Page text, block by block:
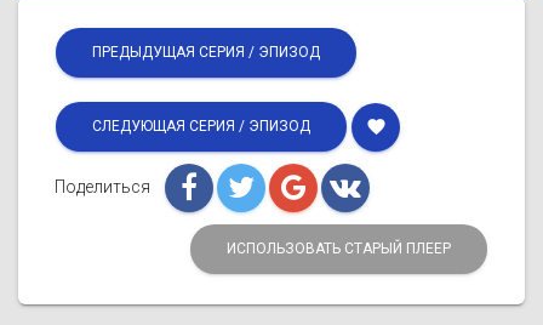
ПРЕДЫДУЩАЯ СЕРИЯ / ЭПИЗОД
СЛЕДУЮЩАЯ СЕРИЯ / ЭПИЗОД favorite
Поделиться
ИСПОЛЬЗОВАТЬ СТАРЫЙ ПЛЕЕР